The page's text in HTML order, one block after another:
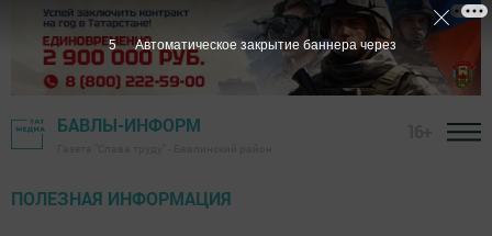
БАВЛЫ-ИНФОРМ
ПОЛЕЗНАЯ ИНФОРМАЦИЯ
4 Автоматическое закрытие баннера через